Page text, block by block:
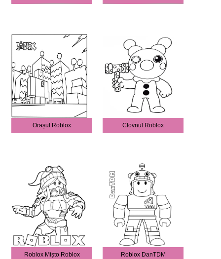
Orașul Roblox Clovnul Roblox
Roblox Mișto Roblox Roblox DanTDM